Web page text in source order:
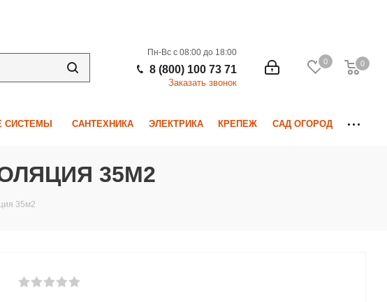
0 0
0
Пн-Вс с 08:00 до 18:00
8 (800) 100 73 71
Заказать звонок
СИСТЕМЫ САНТЕХНИКА ЭЛЕКТРИКА КРЕПЕЖ САД ОГОРОД
35М2
35м2